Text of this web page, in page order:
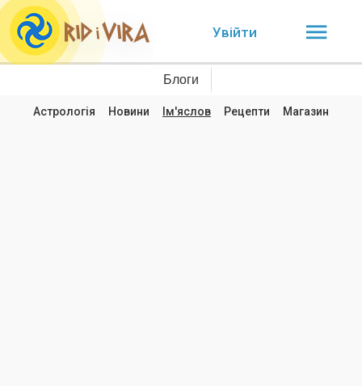
Увійти
Блоги
Астрологія Новини Ім'яслов Рецепти Магазин